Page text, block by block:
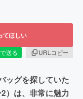
てほしい
送る
URLコピー
ッグを探していた
）は、非常に魅力